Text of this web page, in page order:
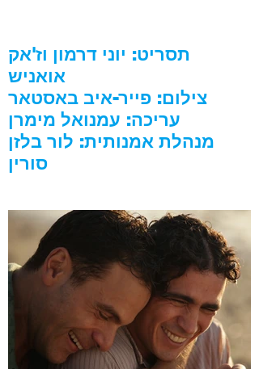
תסריט: יוני דרמון וז'אק
אואניש
צילום: פייר-איב באסטאר
עריכה: עמנואל מימרן
מנהלת אמנותית: לור בלזן
סורין